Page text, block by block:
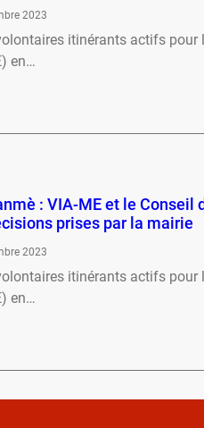
2023
itinérants actifs pour
en…
: VIA-ME et le Conseil
prises par la mairie
2023
itinérants actifs pour
en…